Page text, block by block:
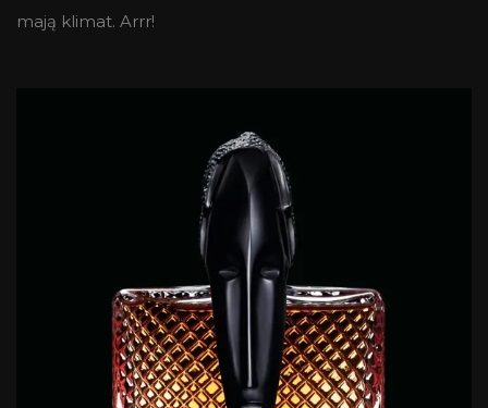
mają klimat. Arrr!